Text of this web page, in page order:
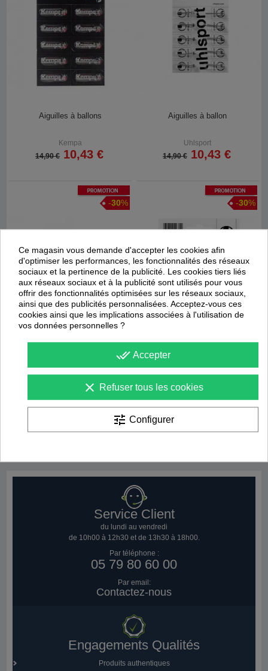
Aiguilles à ballons
Kempa
14,90 € 10,43 €
Aiguilles à ballon
Uhlsport
14,90 € 10,43 €
Promotion
-30%
4,83 €
Promotion
-30%
Uhlsport
3,43 €
Service Client
du lundi au vendredi
de 10h00 à 12h30 et de 13h30 à 18h00.
Par téléphone :
05 79 80 60 00
Par email:
Contactez-nous
Engagements Qualités
Produits authentiques
Ce magasin vous demande d'accepter les cookies afin
d'optimiser les performances, les fonctionnalités des réseaux
sociaux et la pertinence de la publicité. Les cookies tiers liés
aux réseaux sociaux et à la publicité sont utilisés pour vous
offrir des fonctionnalités optimisées sur les réseaux sociaux,
ainsi que des publicités personnalisées. Acceptez-vous ces
cookies ainsi que les implications associées à l'utilisation de
vos données personnelles ?
done_all Accepter
clear Refuser tous les cookies
tune Configurer